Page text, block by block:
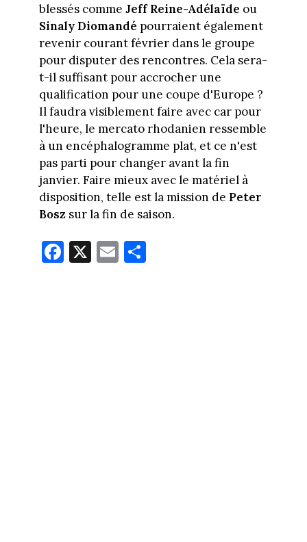
blessés comme Jeff Reine-Adélaïde ou
Sinaly Diomandé pourraient également
revenir courant février dans le groupe
pour disputer des rencontres. Cela sera-
t-il suffisant pour accrocher une
qualification pour une coupe d'Europe ?
Il faudra visiblement faire avec car pour
l'heure, le mercato rhodanien ressemble
à un encéphalogramme plat, et ce n'est
pas parti pour changer avant la fin
janvier. Faire mieux avec le matériel à
disposition, telle est la mission de Peter
Boszsur la fin de saison.
Fa
ce
X E
m
Pa